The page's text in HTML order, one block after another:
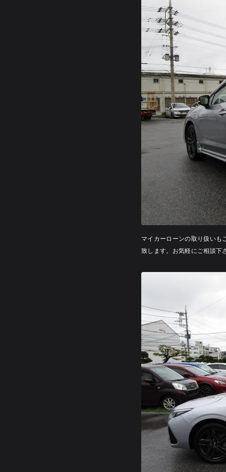
マイカーローンの取り扱いも
致します。お気軽にご相談下